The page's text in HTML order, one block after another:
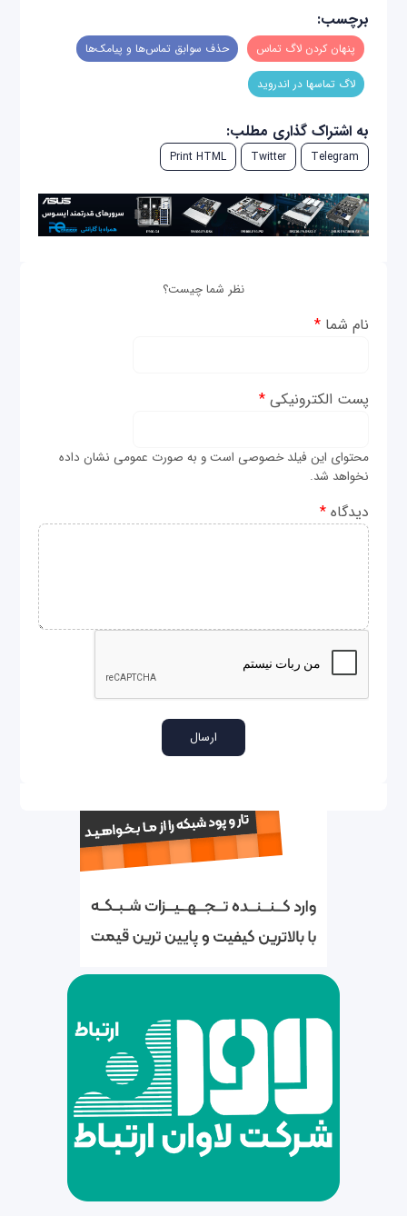
برچسب:
پنهان کردن لاگ تماس حذف سوابق تماس‌ها و پیامک‌ها
لاگ تماسها در اندروید
به اشتراک گذاری مطلب:
Telegram
Twitter
Print HTML
نظر شما چیست؟
نام شما*
پست الکترونیکی*
محتوای این فیلد خصوصی است و به صورت عمومی نشان داده
نخواهد شد.
دیدگاه*